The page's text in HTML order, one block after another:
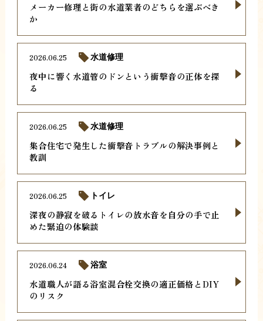
メーカー修理と街の水道業者のどちらを選ぶべき
か
夜中に響く水道管のドンという衝撃音の正体を探
る
2026.06.25 水道修理
集合住宅で発生した衝撃音トラブルの解決事例と
教訓
2026.06.25 水道修理
深夜の静寂を破るトイレの放水音を自分の手で止
めた緊迫の体験談
2026.06.25 トイレ
水道職人が語る浴室混合栓交換の適正価格とDIY
のリスク
2026.06.24 浴室